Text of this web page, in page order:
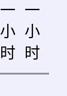
一
小
时
一
小
时